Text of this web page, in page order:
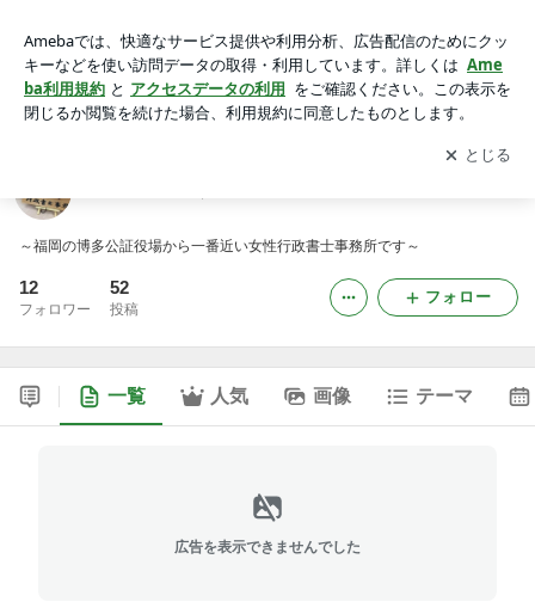
アプリをダウンロードして ブログの更新通知
を受け取りまし
ょう。
開く
～福岡の博多公証役場から一番近い女性行政書士事務所です～
12
フォロワー
52
投稿
フォロー
一覧 人気 画像 テーマ
広告を表示できませんでした